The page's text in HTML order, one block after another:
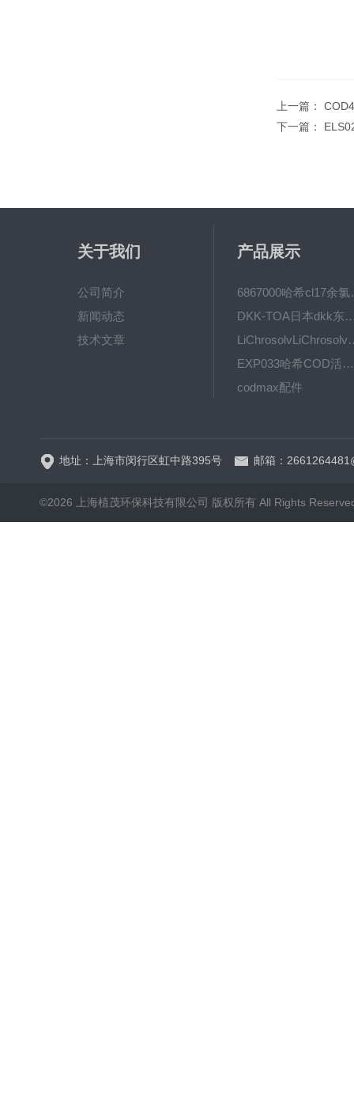
上一篇：
下一篇：
关于我们
公司简介
新闻动态
技术文章
产品展示
6867000
DKK-TOA日本dkk东亚电
EXP033哈希COD活塞泵价格 EXP033
codmax配件
地址：上海市闵行区虹中路395号 邮箱：
©2026 上海植茂环保科技有限公司 版权所有 All Rights